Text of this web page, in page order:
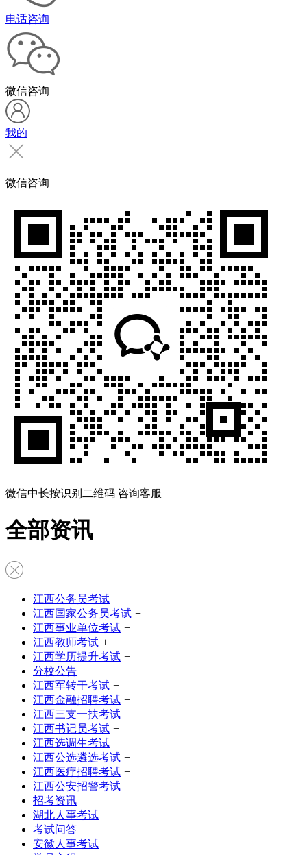
电话咨询
微信咨询
我的
微信咨询
微信中长按识别二维码 咨询客服
全部资讯
江西公务员考试 +
江西国家公务员考试 +
江西事业单位考试 +
江西教师考试 +
江西学历提升考试 +
分校公告
江西军转干考试 +
江西金融招聘考试 +
江西三支一扶考试 +
江西书记员考试 +
江西选调生考试 +
江西公选遴选考试 +
江西医疗招聘考试 +
江西公安招警考试 +
招考资讯
湖北人事考试
考试问答
安徽人事考试